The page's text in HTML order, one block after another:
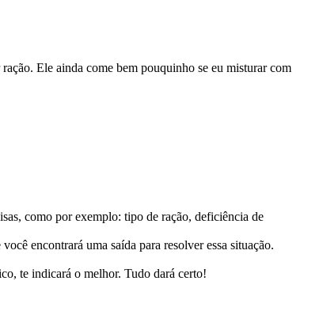
Ele ainda come bem pouquinho se eu misturar com
como por exemplo: tipo de ração, deficiência de
encontrará uma saída para resolver essa situação.
te indicará o melhor. Tudo dará certo!